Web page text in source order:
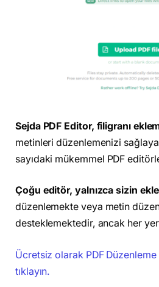
Sejda PDF Editor, filigranı
metinleri düzenlemenizi
sayıdaki mükemmel PDF
Çoğu editör, yalnızca sizin
düzenlemekte veya metin
desteklemektedir, ancak her
Ücretsiz olarak PDF
tıklayın.